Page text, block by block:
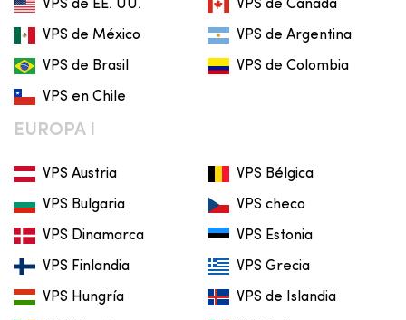
VPS de EE. UU. VPS de Canadá
VPS de México VPS de Argentina
VPS de Brasil VPS de Colombia
VPS en Chile
EUROPA I
VPS Austria VPS Bélgica
VPS Bulgaria VPS checo
VPS Dinamarca VPS Estonia
VPS Finlandia VPS Grecia
VPS Hungría VPS de Islandia